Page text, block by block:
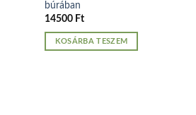
búrában
14500 Ft
KOSÁRBA TESZEM